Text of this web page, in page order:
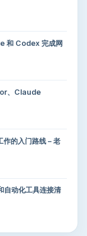
和 Codex 完成网
、Claude
的入门路线 – 老
自动化工具连接清